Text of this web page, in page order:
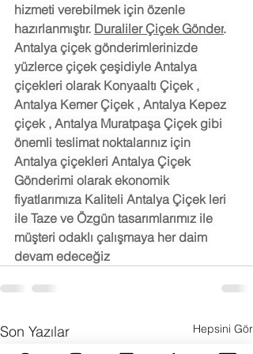
hizmeti verebilmek için özenle
hazırlanmıştır. Duraliler Çiçek Gönder.
Antalya çiçek gönderimlerinizde
yüzlerce çiçek çeşidiyle Antalya
çiçekleri olarak Konyaaltı Çiçek ,
Antalya Kemer Çiçek , Antalya Kepez
çiçek , Antalya Muratpaşa Çiçek gibi
önemli teslimat noktalarınız için
Antalya çiçekleri Antalya Çiçek
Gönderimi olarak ekonomik
fiyatlarımıza Kaliteli Antalya Çiçek leri
ile Taze ve Özgün tasarımlarımız ile
müşteri odaklı çalışmaya her daim
devam edeceğiz
Son Yazılar Hepsini Gör